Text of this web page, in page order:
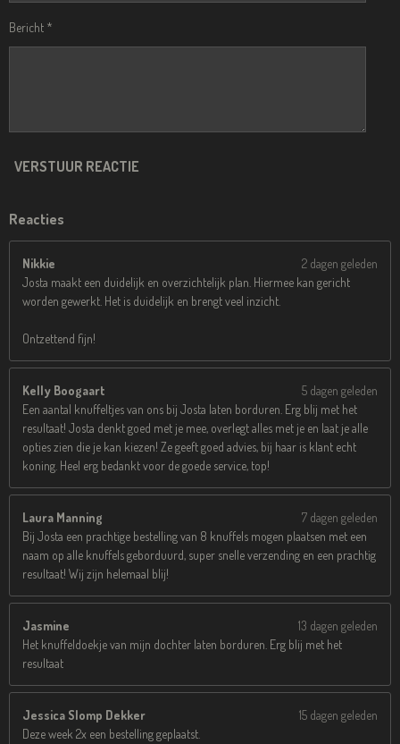
Bericht *
VERSTUUR REACTIE
Reacties
Nikkie
2 dagen geleden
Josta maakt een duidelijk en overzichtelijk plan. Hiermee kan gericht
worden gewerkt. Het is duidelijk en brengt veel inzicht.
Ontzettend fijn!
Kelly Boogaart
5 dagen geleden
Een aantal knuffeltjes van ons bij Josta laten borduren. Erg blij met het
resultaat! Josta denkt goed met je mee, overlegt alles met je en laat je alle
opties zien die je kan kiezen! Ze geeft goed advies, bij haar is klant echt
koning. Heel erg bedankt voor de goede service, top!
Laura Manning
7 dagen geleden
Bij Josta een prachtige bestelling van 8 knuffels mogen plaatsen met een
naam op alle knuffels geborduurd, super snelle verzending en een prachtig
resultaat! Wij zijn helemaal blij!
Jasmine
13 dagen geleden
Het knuffeldoekje van mijn dochter laten borduren. Erg blij met het
resultaat
Jessica Slomp Dekker
15 dagen geleden
Deze week 2x een bestelling geplaatst.